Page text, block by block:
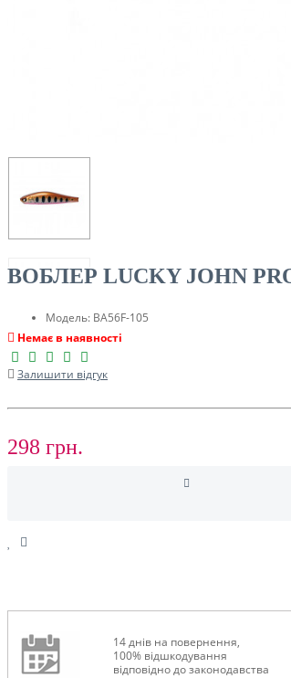
ВОБЛЕР LUCKY JOHN
Модель: BA56F-105
Немає в наявності
Залишити відгук
298 грн.
14 днів на повернення,
100% відшкодування
відповідно до законодавства